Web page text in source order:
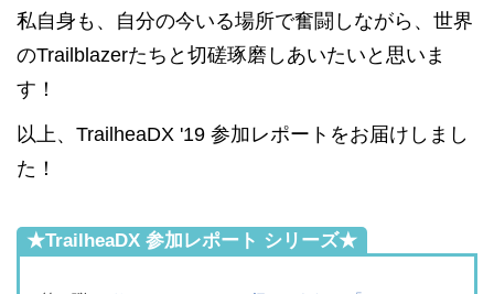
私自身も、自分の今いる場所で奮闘しながら、世界
のTrailblazerたちと切磋琢磨しあいたいと思いま
す！
以上、TrailheaDX '19 参加レポートをお届けしまし
た！
★TrailheaDX 参加レポート シリーズ★